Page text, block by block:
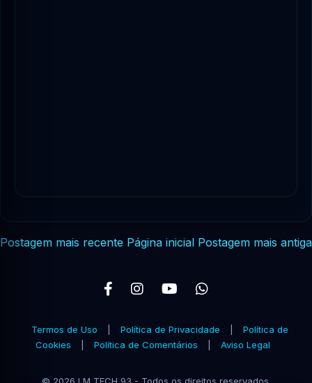
Postagem mais recente Postagem mais antiga
Página inicial
Termos de Uso Política de Privacidade
Política de
Cookies
Política de Comentários Aviso Legal
© 2026 LM TECH 93 - Todos os direitos reservados.